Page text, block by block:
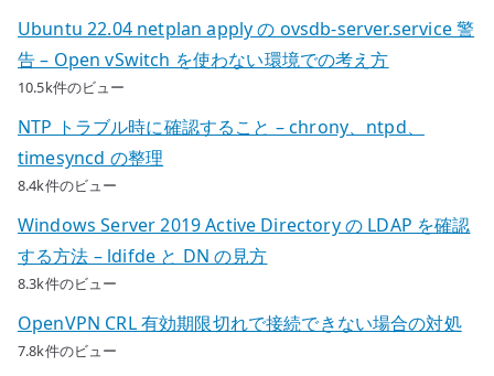
Ubuntu 22.04 netplan apply の ovsdb-server.service 警
告 – Open vSwitch を使わない環境での考え方
10.5k件のビュー
NTP トラブル時に確認すること – chrony、ntpd、
timesyncd の整理
8.4k件のビュー
Windows Server 2019 Active Directory の LDAP を確認
する方法 – ldifde と DN の見方
8.3k件のビュー
OpenVPN CRL 有効期限切れで接続できない場合の対処
7.8k件のビュー